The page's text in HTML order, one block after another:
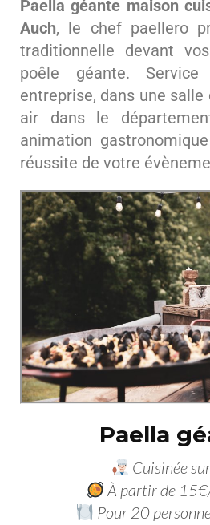
Paella géante maison
Auch, le chef paellero
traditionnelle devant
poêle géante.
entreprise, dans une
air dans le
animation
réussite de votre
Paella
Cuisinée
À partir de
Pour 20